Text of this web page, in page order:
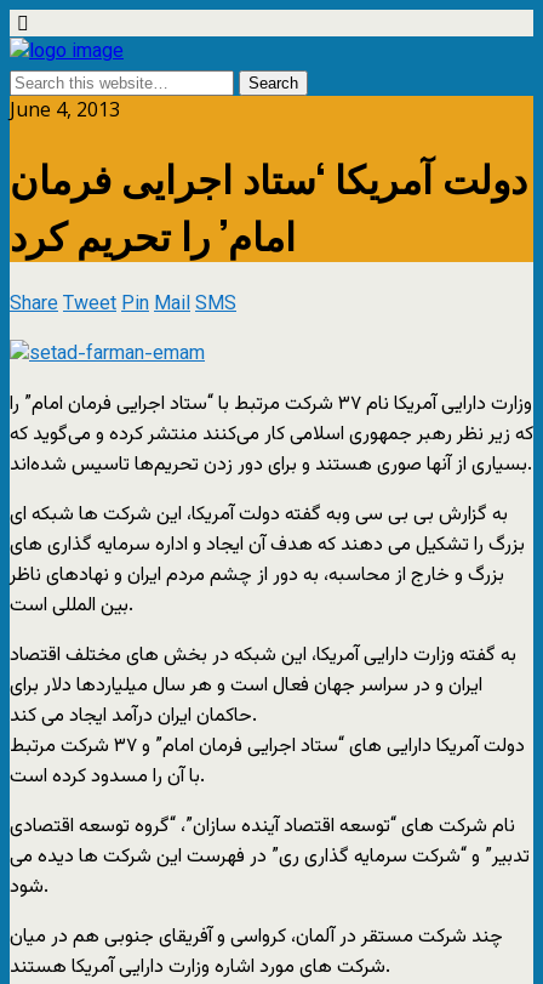
June 4, 2013
دولت آمریکا ‘ستاد اجرایی فرمان
امام’ را تحریم کرد
ShareTweetPinMailSMS
وزارت دارایی آمریکا نام ٣٧ شرکت مرتبط با “ستاد اجرایی فرمان امام” را
که زیر نظر رهبر جمهوری اسلامی کار می‌کنند منتشر کرده و می‌گوید که
بسیاری از آنها صوری هستند و براى دور زدن تحریم‌ها تاسیس شده‌اند.
به گزارش بی بی سی وبه گفته دولت آمریکا، این شرکت ها شبکه ای
بزرگ را تشکیل می دهند که هدف آن ایجاد و اداره سرمایه گذاری های
بزرگ و خارج از محاسبه، به دور از چشم مردم ایران و نهادهای ناظر
بین المللی است.
به گفته وزارت دارایی آمریکا، این شبکه در بخش های مختلف اقتصاد
ایران و در سراسر جهان فعال است و هر سال میلیاردها دلار برای
حاکمان ایران درآمد ایجاد می کند.
دولت آمریکا دارایی های “ستاد اجرایی فرمان امام” و ۳۷ شرکت مرتبط
با آن را مسدود کرده است.
نام شرکت های “توسعه اقتصاد آینده سازان”، “گروه توسعه اقتصادی
تدبیر” و “شرکت سرمایه گذاری ری” در فهرست این شرکت ها دیده می
شود.
چند شرکت مستقر در آلمان، کرواسی و آفریقای جنوبی هم در میان
شرکت های مورد اشاره وزارت دارایی آمریکا هستند.